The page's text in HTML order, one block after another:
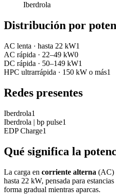
Iberdrola
Distribución por
AC lenta · hasta 22 kW1
AC rápida · 22–49 kW0
DC rápida · 50–149 kW1
HPC ultrarrápida · 150 kW o más1
Redes presentes
Iberdrola1
Iberdrola | bp pulse1
EDP Charge1
Qué significa la
La carga en corriente alterna (AC)
hasta 22 kW, pensada para
forma gradual mientras aparcas.